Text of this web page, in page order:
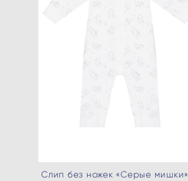
Слип без ножек «Серые мишки»